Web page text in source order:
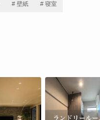
# 壁紙 # 寝室